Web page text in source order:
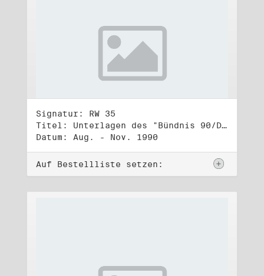
Signatur: RW 35
Titel: Unterlagen des "Bündnis 90/Die Grünen - BürgerInnenbewegung", Wahlbündnis zur Bundestagswahl am 2.12.1990 (3)
Datum: Aug. - Nov. 1990
Auf Bestellliste setzen: